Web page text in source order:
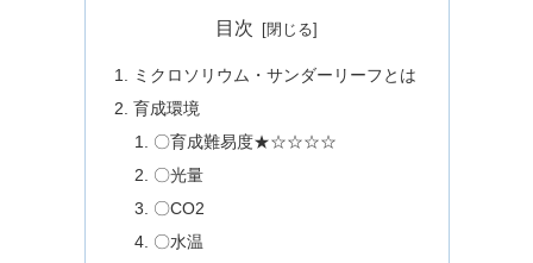
目次
ミクロソリウム・サンダーリーフとは
育成環境
〇育成難易度★☆☆☆☆
〇光量
〇CO2
〇水温